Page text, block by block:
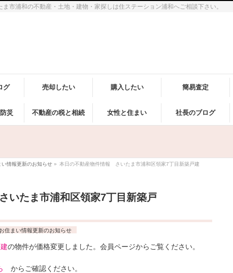
市浦和の不動産・土地・建物・家探しは住ステーション浦和へご相談下さい。
グ 売却したい 購入したい 簡易査定
災 不動産の税と相続 女性と住まい 社長のブログ
い情報更新のお知らせ » 本日の不動産物件情報 さいたま市浦和区領家7丁目新築戸建
いたま市浦和区領家7丁目新築戸
お住まい情報更新のお知らせ
の物件が価格変更しました。会員ページからご覧ください。
からご確認ください。